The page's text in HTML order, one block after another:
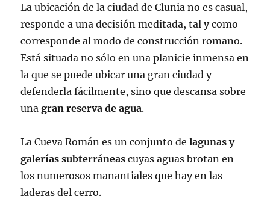
La ubicación de la ciudad de Clunia no es casual,
responde a una decisión meditada, tal y como
corresponde al modo de construcción romano.
Está situada no sólo en una planicie inmensa en
la que se puede ubicar una gran ciudad y
defenderla fácilmente, sino que descansa sobre
unagran reserva de agua.
La Cueva Román es un conjunto delagunas y
galerías subterráneas cuyas aguas brotan en
los numerosos manantiales que hay en las
laderas del cerro.